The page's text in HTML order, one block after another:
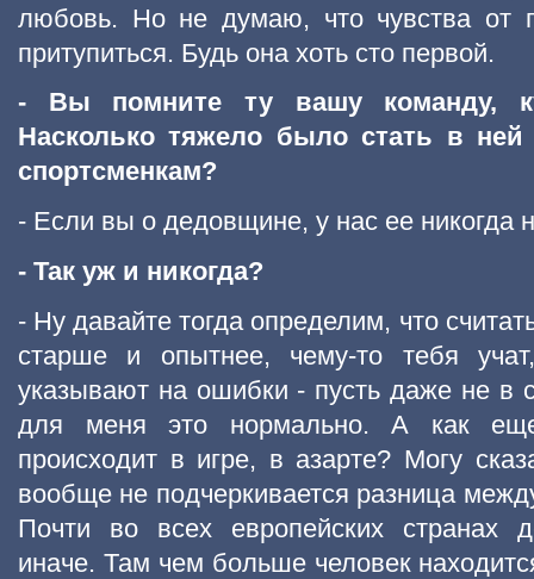
любовь. Но не думаю, что чувства от
притупиться. Будь она хоть сто первой.
- Вы помните ту вашу команду,
Насколько тяжело было стать в
спортсменкам?
- Если вы о дедовщине, у нас ее никогда
- Так уж и никогда?
- Ну давайте тогда определим, что
старше и опытнее, чему-то тебя
указывают на ошибки - пусть даже не в
для меня это нормально. А как еще
происходит в игре, в азарте? Могу
вообще не подчеркивается разница
Почти во всех европейских странах
иначе. Там чем больше человек